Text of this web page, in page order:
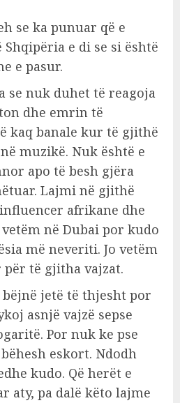
se ka punuar që e
e di se si është
e pasur.
se nuk duhet të reagoja
dhe emrin të
kaq banale kur të gjithë
muzikë. Nuk është e
apo të besh gjëra
Lajmi në gjithë
afrikane dhe
në Dubai por kudo
më neveriti. Jo vetëm
të gjitha vajzat.
bëjnë jetë të thjesht por
asnjë vajzë sepse
Por nuk ke pse
eskort. Ndodh
kudo. Që herët e
aty, pa dalë këto lajme